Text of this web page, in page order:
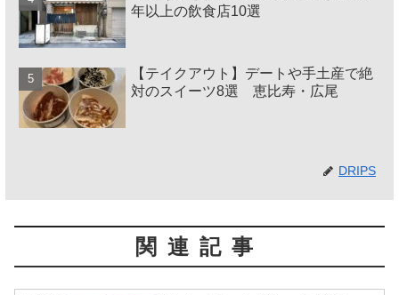
年以上の飲食店10選
【テイクアウト】デートや手土産で絶
対のスイーツ8選 恵比寿・広尾
DRIPS
関連記事